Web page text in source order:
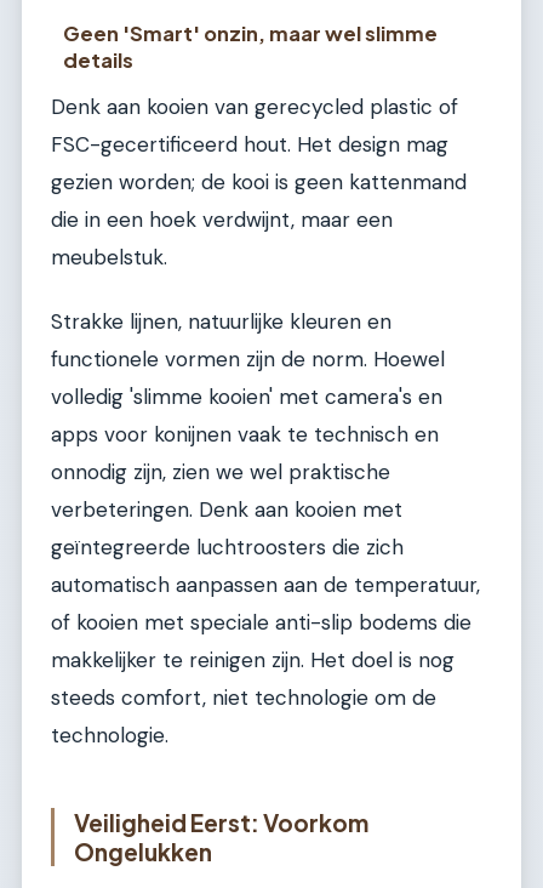
Geen 'Smart' onzin, maar wel slimme
details
Denk aan kooien van gerecycled plastic of
FSC-gecertificeerd hout. Het design mag
gezien worden; de kooi is geen kattenmand
die in een hoek verdwijnt, maar een
meubelstuk.
Strakke lijnen, natuurlijke kleuren en
functionele vormen zijn de norm. Hoewel
volledig 'slimme kooien' met camera's en
apps voor konijnen vaak te technisch en
onnodig zijn, zien we wel praktische
verbeteringen. Denk aan kooien met
geïntegreerde luchtroosters die zich
automatisch aanpassen aan de temperatuur,
of kooien met speciale anti-slip bodems die
makkelijker te reinigen zijn. Het doel is nog
steeds comfort, niet technologie om de
technologie.
Veiligheid Eerst: Voorkom
Ongelukken